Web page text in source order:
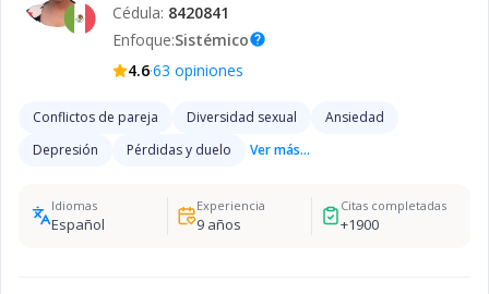
Cédula: 8420841
Enfoque:Sistémicohelp
4.6·63 opiniones
Conflictos de pareja Diversidad sexual
Ansiedad
Depresión
Pérdidas y duelo Ver más...
Idiomas
Español
Experiencia
9años
Citas completadas
+1900